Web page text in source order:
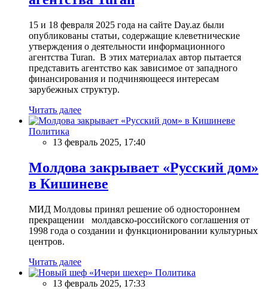
15 и 18 февраля 2025 года на сайте Day.az были
опубликованы статьи, содержащие клеветнические
утверждения о деятельности информационного
агентства Turan. В этих материалах автор пытается
представить агентство как зависимое от западного
финансирования и подчиняющееся интересам
зарубежных структур.
Читать далее
Политика
13 февраль 2025, 17:40
Молдова закрывает «Русский дом»
в Кишиневе
МИД Молдовы принял решение об одностороннем
прекращении молдавско-российского соглашения от
1998 года о создании и функционировании культурных
центров.
Читать далее
Политика
13 февраль 2025, 17:33